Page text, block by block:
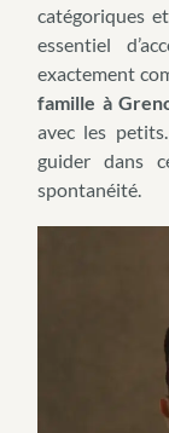
catégoriques
essentiel
exactement
famille à
avec les
guider dans
spontanéité.